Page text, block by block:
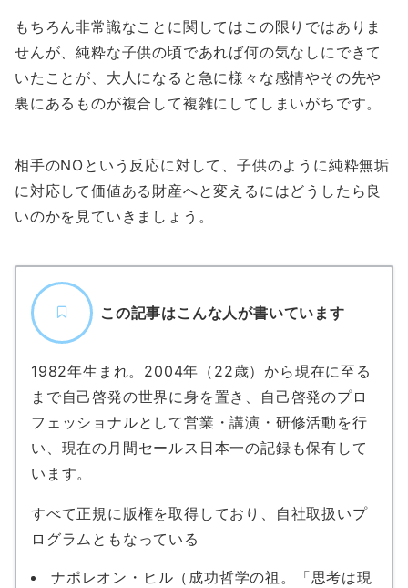
もちろん非常識なことに関してはこの限りではありま
せんが、純粋な子供の頃であれば何の気なしにできて
いたことが、大人になると急に様々な感情やその先や
裏にあるものが複合して複雑にしてしまいがちです。
相手のNOという反応に対して、子供のように純粋無垢
に対応して価値ある財産へと変えるにはどうしたら良
いのかを見ていきましょう。
この記事はこんな人が書いています
1982年生まれ。2004年（22歳）から現在に至る
まで自己啓発の世界に身を置き、自己啓発のプロ
フェッショナルとして営業・講演・研修活動を行
い、現在の月間セールス日本一の記録も保有して
います。
すべて正規に版権を取得しており、自社取扱いプ
ログラムともなっている
ナポレオン・ヒル（成功哲学の祖。「思考は現